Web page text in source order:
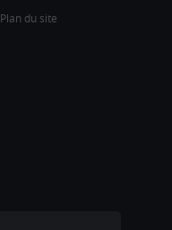
Plan du site